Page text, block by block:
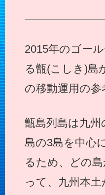
2015年のゴー
る甑(こしき)島
の移動運用の
甑島列島は九
島の3島を中心
るため、どの
って、九州本